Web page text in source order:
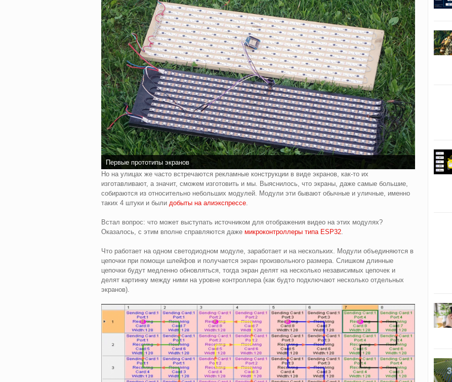
Первые прототипы экранов
Но на улицах же часто встречаются рекламные конструкции в виде экранов, как-то их
изготавливают, а значит, сможем изготовить и мы. Выяснилось, что экраны, даже самые большие,
собираются из относительно небольших модулей. Модули эти бывают обычные и уличные, именно
таких 4 штуки и были добыты на алиэкспрессе.
Встал вопрос: что может выступать источником для отображения видео на этих модулях?
Оказалось, с этим вполне справляются даже микроконтроллеры типа ESP32.
Что работает на одном светодиодном модуле, заработает и на нескольких. Модули объединяются в
цепочки при помощи шлейфов и получается экран произвольного размера. Слишком длинные
цепочки будут медленно обновляться, тогда экран делят на несколько независимых цепочек и
делят картинку между ними на уровне контроллера (как будто подключают несколько отдельных
экранов).